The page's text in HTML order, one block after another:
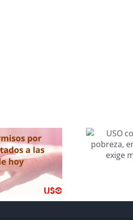
pobreza,
la
y exige